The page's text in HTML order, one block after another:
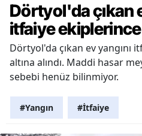
Dörtyol'da çıkan
itfaiye
Dörtyol'da çıkan ev
altına alındı. Maddi hasar
sebebi henüz bilinmiyor.
#Yangın #İtfaiye